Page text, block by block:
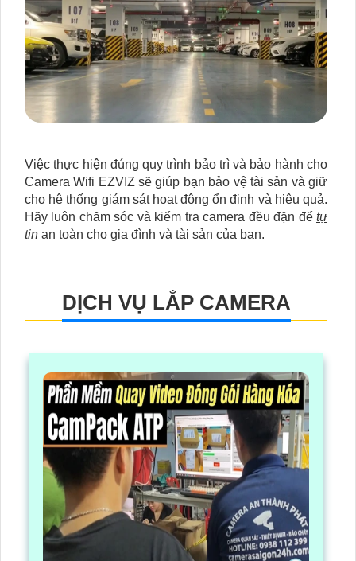
Việc thực hiện đúng quy trình bảo trì và bảo hành cho
Camera Wifi EZVIZ sẽ giúp bạn bảo vệ tài sản và giữ
cho hệ thống giám sát hoạt động ổn định và hiệu quả.
Hãy luôn chăm sóc và kiểm tra camera đều đặn để tự
tin an toàn cho gia đình và tài sản của bạn.
DỊCH VỤ LẮP CAMERA